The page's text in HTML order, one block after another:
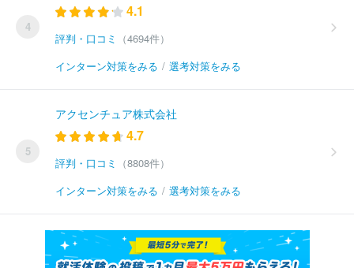
4
4.1
評判・口コミ
（4694件）
インターン対策をみる / 選考対策をみる
5
アクセンチュア株式会社
4.7
評判・口コミ
（8808件）
インターン対策をみる / 選考対策をみる